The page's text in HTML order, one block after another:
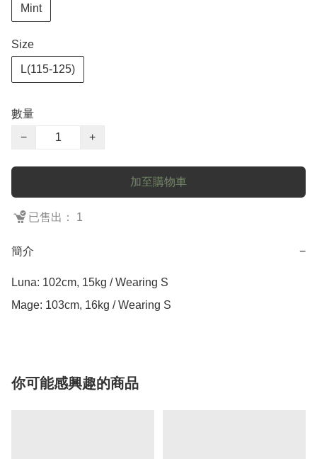
Mint
Size
L(115-125)
數量
−
+
加至購物車
已售出： 1
簡介 −
Luna: 102cm, 15kg / Wearing S
Mage: 103cm, 16kg / Wearing S
你可能感興趣的商品